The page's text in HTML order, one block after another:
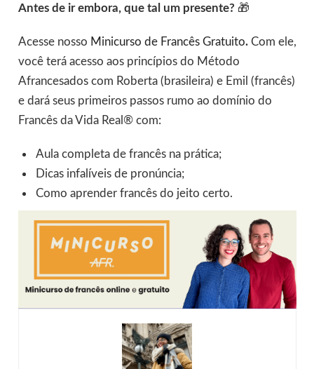
Antes de ir embora, que tal um presente? 🎁
Acesse nosso Minicurso de Francês Gratuito. Com ele,
você terá acesso aos princípios do Método
Afrancesados com Roberta (brasileira) e Emil (francês)
e dará seus primeiros passos rumo ao domínio do
Francês da Vida Real® com:
Aula completa de francês na prática;
Dicas infalíveis de pronúncia;
Como aprender francês do jeito certo.